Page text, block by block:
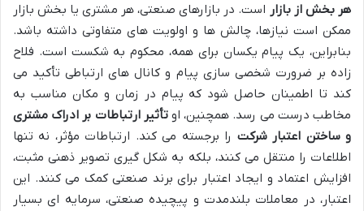
هر بخش از بازار است. در بازارهای صنعتی، هر مشتری یا بخش بازار
ممکن است نیازها، چالش ها و اولویت های متفاوتی داشته باشد.
بنابراین، یک پیام یکسان برای همه، محکوم به شکست است. فلاح
زاده بر ضرورت شخصی سازی پیام و کانال های ارتباطی تأکید می
کند تا اطمینان حاصل شود که پیام در زمان و مکان مناسب به
مخاطب درست می رسد. همچنین، اوتأثیر ارتباطات بر ادراک مشتری
و ساختن اعتبار شرکت را برجسته می کند. ارتباطات مؤثر، نه تنها
اطلاعات را منتقل می کنند، بلکه به شکل گیری تصویر ذهنی مثبت،
افزایش اعتماد و ایجاد اعتبار برای برند صنعتی کمک می کنند. این
اعتبار، در معاملات بلندمدت و پیچیده صنعتی، سرمایه ای بسیار